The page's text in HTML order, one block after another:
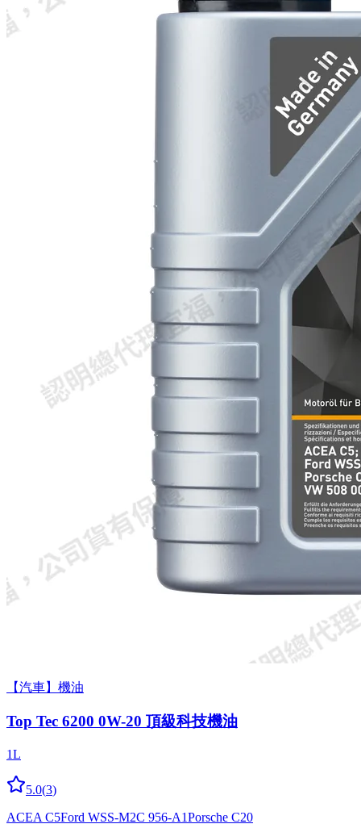
【汽車】機油
Top Tec 6200 0W-20 頂級科技機油
1L
5.0(3)
ACEA C5Ford WSS-M2C 956-A1Porsche C20